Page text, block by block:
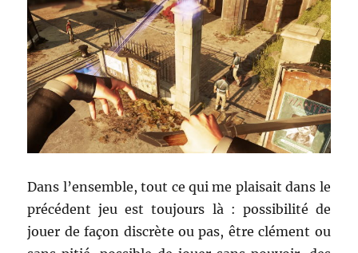
Dans l’ensemble, tout ce qui me plaisait dans le
précédent jeu est toujours là : possibilité de
jouer de façon discrète ou pas, être clément ou